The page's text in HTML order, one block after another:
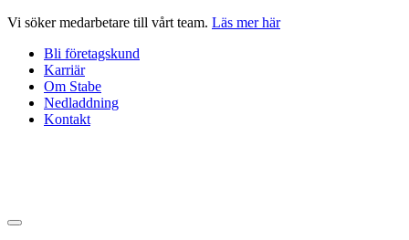
Hoppa
innehåll
Vi söker medarbetare till vårt team. Läs mer här
Bli företagskund
Karriär
Om Stabe
Nedladdning
Kontakt